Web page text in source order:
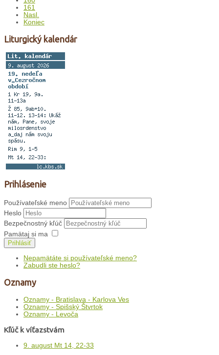
161
Nasl.
Koniec
Liturgický kalendár
Prihlásenie
Používateľské meno
Heslo
Bezpečnostný kľúč
Pamätaj si ma
Prihlásiť
Nepamätáte si používateľské meno?
Zabudli ste heslo?
Oznamy
Oznamy - Bratislava - Karlova Ves
Oznamy - Spišský Štvrtok
Oznamy - Levoča
Kľúč k víťazstvám
9. august Mt 14, 22-33